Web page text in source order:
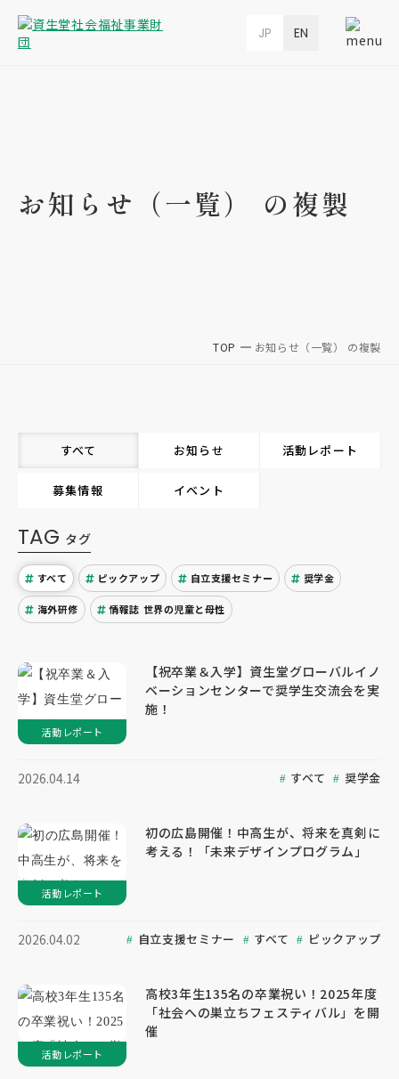
JP EN
お知らせ（一覧） の複製
TOP お知らせ（一覧） の複製
すべて お知らせ 活動レポート
募集情報 イベント
TAG タグ
すべて ピックアップ 自立支援セミナー 奨学金
海外研修 情報誌 世界の児童と母性
【祝卒業＆入学】資生堂グローバルイノ
ベーションセンターで奨学生交流会を実
施！
2026.04.14 すべて 奨学金
活動レポート
初の広島開催！中高生が、将来を真剣に
考える！「未来デザインプログラム」
2026.04.02 自立支援セミナー すべて ピックアップ
活動レポート
高校3年生135名の卒業祝い！2025年度
「社会への巣立ちフェスティバル」を開
催
活動レポート